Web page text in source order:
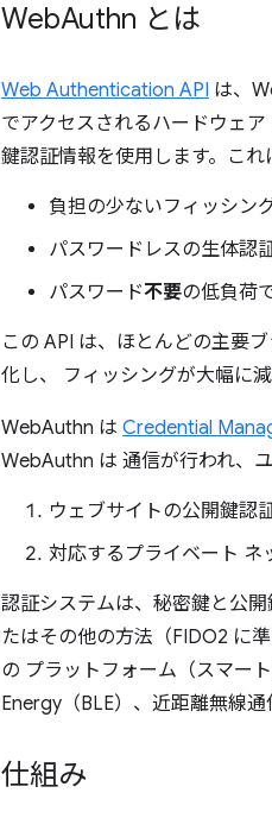
WebAuthn とは
Web Authentication API は、
でアクセスされるハードウェ
鍵認証情報を使用します。これ
負担の少ないフィッシン
パスワードレスの生体認
パスワード不要の低負荷
この API は、ほとんどの主要
化し、 フィッシングが大幅に
WebAuthn は Credential
WebAuthn は 通信が行われ、
ウェブサイトの公開鍵認
対応するプライベート ネ
認証システムは、秘密鍵と公
たはその他の方法（FIDO2 に
の プラットフォーム（スマー
Energy（BLE）、近距離無線通
仕組み